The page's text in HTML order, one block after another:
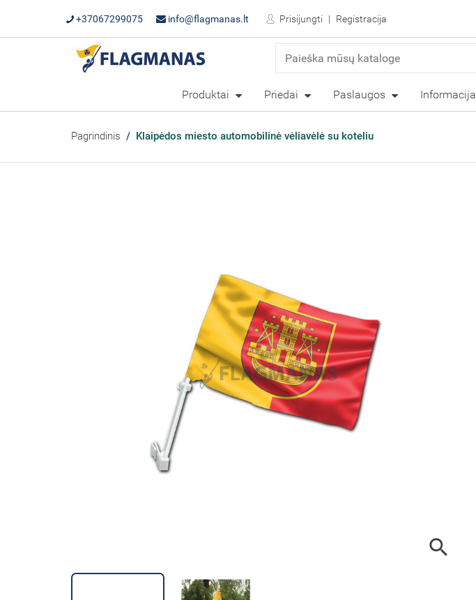
+37067299075 info@flagmanas.lt Prisijungti Registracija
Produktai Priedai Paslaugos Informacija
Pagrindinis Klaipėdos miesto automobilinė vėliavėlė su koteliu
